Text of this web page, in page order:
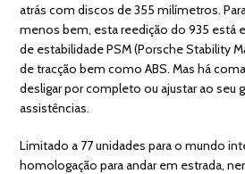
atrás com discos de 355 milímetros.
menos bem, esta reedição do 935 está
de estabilidade PSM (Porsche Stability
de tracção bem como ABS. Mas há
desligar por completo ou ajustar ao seu
assistências.
Limitado a 77 unidades para o mundo
homologação para andar em estrada,